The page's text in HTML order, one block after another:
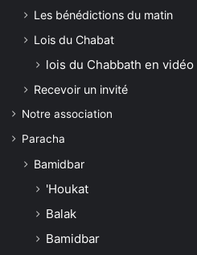
Les bénédictions du matin
Lois du Chabat
lois du Chabbath en vidéo
Recevoir un invité
Notre association
Paracha
Bamidbar
'Houkat
Balak
Bamidbar